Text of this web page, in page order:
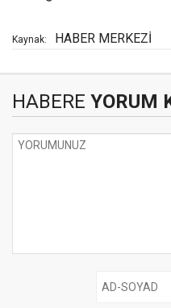
Kaynak: HABER MERKEZİ
HABERE YORUM